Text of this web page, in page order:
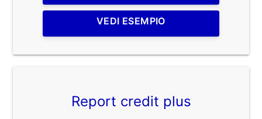
VEDI ESEMPIO
Report credit plus